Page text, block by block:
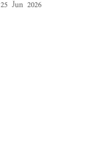
25 Jun 2026